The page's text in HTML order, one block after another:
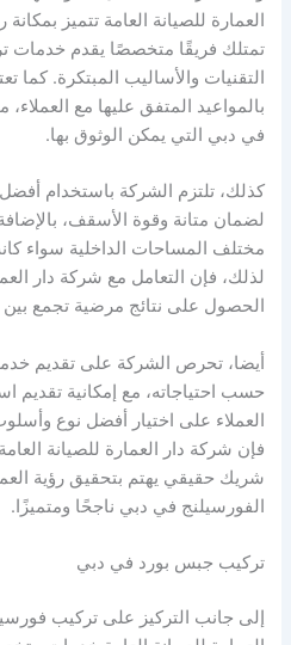
العمارة للصيانة العامة تتميز
تمتلك فريقًا متخصصًا يقدم خدمات
التقنيات والأساليب المبتكرة. كما
بالمواعيد المتفق عليها مع
في دبي التي يمكن الوثوق بها.
كذلك، تلتزم الشركة باستخدام
لضمان متانة وقوة الأسقف،
مختلف المساحات الداخلية سواء
لذلك، فإن التعامل مع شركة دار
الحصول على نتائج مرضية تجمع بين
أيضا، تحرص الشركة على تقديم
حسب احتياجاته، مع إمكانية تقديم
العملاء على اختيار أفضل نوع
فإن شركة دار العمارة للصيانة
شريك حقيقي يهتم بتحقيق رؤية
الفورسيلنج في دبي ناجحًا ومتميزًا.
تركيب جبس بورد في دبي
إلى جانب التركيز على تركيب